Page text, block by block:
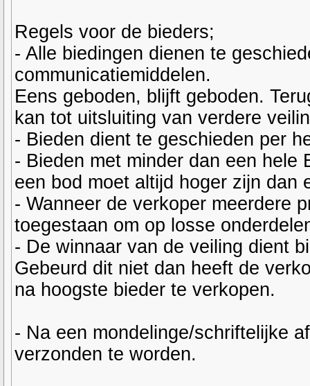
Regels voor de bieders;
- Alle biedingen dienen te
communicatiemiddelen.
Eens geboden, blijft geboden.
kan tot uitsluiting van verdere
- Bieden dient te geschieden per
- Bieden met minder dan een hele
een bod moet altijd hoger zijn dan
- Wanneer de verkoper meerdere
toegestaan om op losse
- De winnaar van de veiling dient
Gebeurd dit niet dan heeft de
na hoogste bieder te verkopen.
- Na een mondelinge/schriftelijke
verzonden te worden.